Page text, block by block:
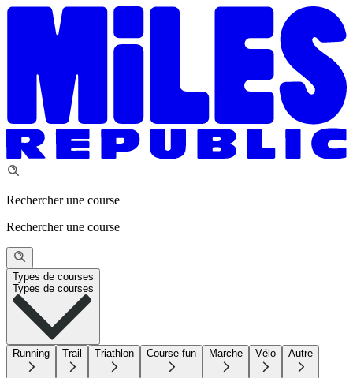
Rechercher une course
Rechercher une course
Types de courses
Types de courses
Running Trail Triathlon Course fun Marche Vélo Autre